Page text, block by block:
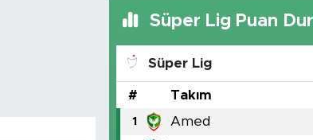
Süper Lig Puan
Süper Lig
# Takım
1 Amed